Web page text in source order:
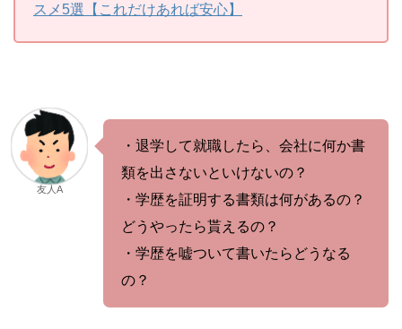
スメ5選【これだけあれば安心】
友人A
・退学して就職したら、会社に何か書
類を出さないといけないの？
・学歴を証明する書類は何があるの？
どうやったら貰えるの？
・学歴を嘘ついて書いたらどうなる
の？